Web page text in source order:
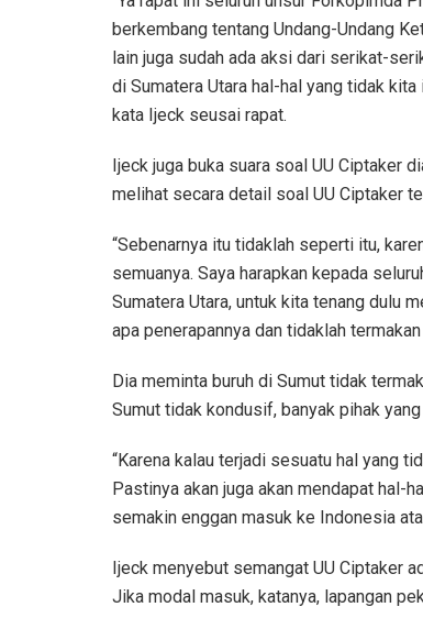
berkembang tentang Undang-Undang
lain juga sudah ada aksi dari serikat-
di Sumatera Utara hal-hal yang tidak
kata Ijeck seusai rapat.
Ijeck juga buka suara soal UU Ciptaker
melihat secara detail soal UU Ciptaker
“Sebenarnya itu tidaklah seperti itu,
semuanya. Saya harapkan kepada
Sumatera Utara, untuk kita tenang dulu
apa penerapannya dan tidaklah
Dia meminta buruh di Sumut tidak
Sumut tidak kondusif, banyak pihak
“Karena kalau terjadi sesuatu hal yang
Pastinya akan juga akan mendapat hal-
semakin enggan masuk ke Indonesia
Ijeck menyebut semangat UU Ciptaker
Jika modal masuk, katanya, lapangan